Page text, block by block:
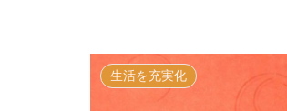
生活を充実化